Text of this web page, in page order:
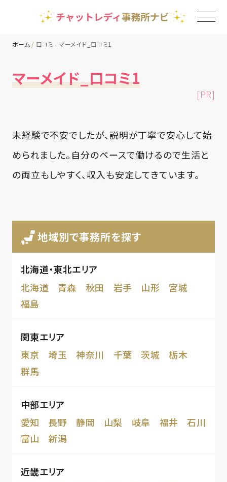
地域別ランキング
コラム
ホーム 口コミ - マーメイド_口コミ1
マーメイド_口コミ1
[PR]
未経験で不安でしたが、説明が丁寧で安心して始
められました。自分のペースで働けるので生活と
の両立もしやすく、収入も安定してきています。
地域別で事務所を探す
北海道・東北エリア
北海道
青森 秋田 岩手 山形
宮城
福島
関東エリア
東京
埼玉 神奈川 千葉 茨城
栃木
群馬
中部エリア
愛知
長野 静岡 山梨 岐阜 福井
石川
富山
新潟
近畿エリア